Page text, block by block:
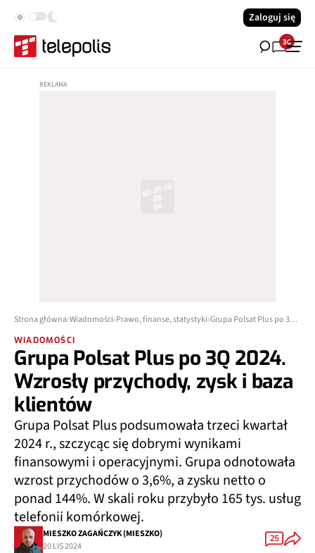
Zaloguj się
36
Strona główna Wiadomości Prawo, finanse, statystyki Grupa Polsat Plus po 3Q 2024. Wzrosły przychody, zysk i baza klientów
WIADOMOŚCI
Grupa Polsat Plus po 3Q 2024.
Wzrosły przychody, zysk i baza
klientów
Grupa Polsat Plus podsumowała trzeci kwartał
2024 r., szczycąc się dobrymi wynikami
finansowymi i operacyjnymi. Grupa odnotowała
wzrost przychodów o 3,6%, a zysku netto o
ponad 144%. W skali roku przybyło 165 tys. usług
telefonii komórkowej.
MIESZKO ZAGAŃCZYK (MIESZKO)
20 LIS 2024
25